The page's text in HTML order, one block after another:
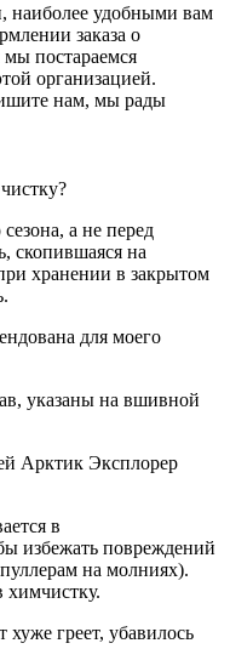
наиболее удобными вам
заказа о
постараемся
организацией.
нам, мы рады
а не перед
скопившаяся на
хранении в закрытом
для моего
указаны на вшивной
Арктик Эксплорер
в
избежать повреждений
на молниях).
химчистку.
греет, убавилось